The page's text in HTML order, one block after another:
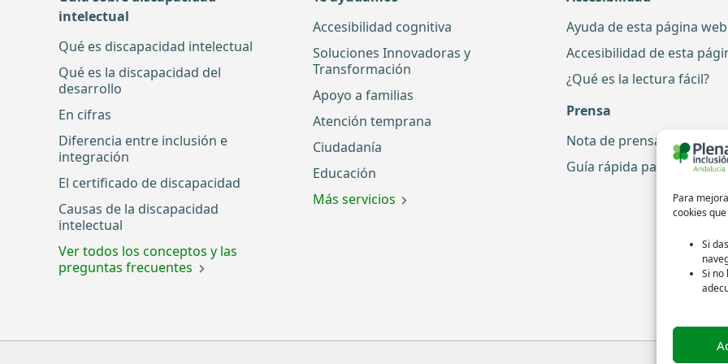
Para
cookies
Si
Si no
intelectual
Qué es discapacidad intelectual
Qué es la discapacidad del
desarrollo
En cifras
Diferencia entre inclusión e
integración
El certificado de discapacidad
Causas de la discapacidad
intelectual
Ver todos los conceptos y las
preguntas frecuentes
Accesibilidad cognitiva
Soluciones Innovadoras y
Transformación
Apoyo a familias
Atención temprana
Ciudadanía
Educación
Más servicios
Ayuda de esta página web
Accesibilidad de esta
¿Qué es la lectura fácil?
Prensa
Nota de prensa
Guía rápida para